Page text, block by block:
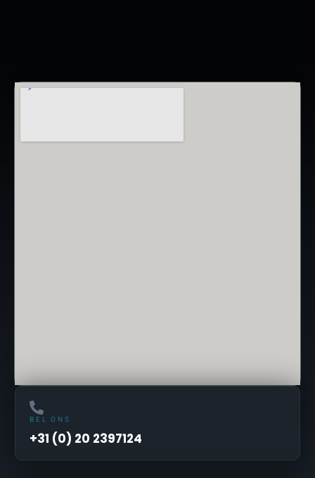
BEL ONS
+31 (0) 20 2397124